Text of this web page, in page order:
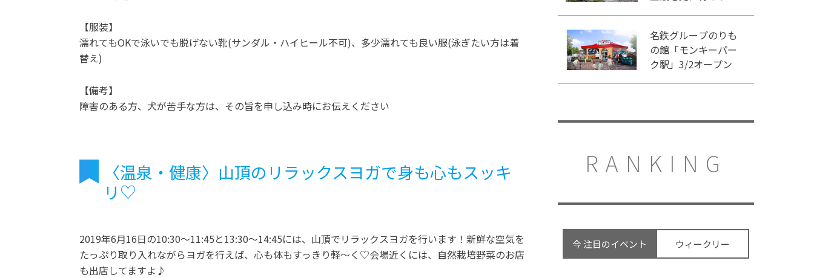
【服装】
濡れてもOKで泳いでも脱げない靴(サンダル・ハイヒール不可)、多少濡れても良い服(泳ぎたい方は着
替え)
【備考】
障害のある方、犬が苦手な方は、その旨を申し込み時にお伝えください
〈温泉・健康〉山頂のリラックスヨガで身も心もスッキ
リ♡
2019年6月16日の10:30～11:45と13:30～14:45には、山頂でリラックスヨガを行います！新鮮な空気を
たっぷり取り入れながらヨガを行えば、心も体もすっきり軽〜く♡会場近くには、自然栽培野菜のお店
も出店してますよ♪
名鉄グループのりも
の館「モンキーパー
ク駅」3/2オープン
RANKING
今 注目のイベント ウィークリー